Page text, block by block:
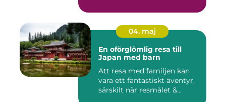
04. maj
En oförglömlig resa till
Japan med barn
Att resa med familjen kan
vara ett fantastiskt äventyr,
särskilt när resmålet &...